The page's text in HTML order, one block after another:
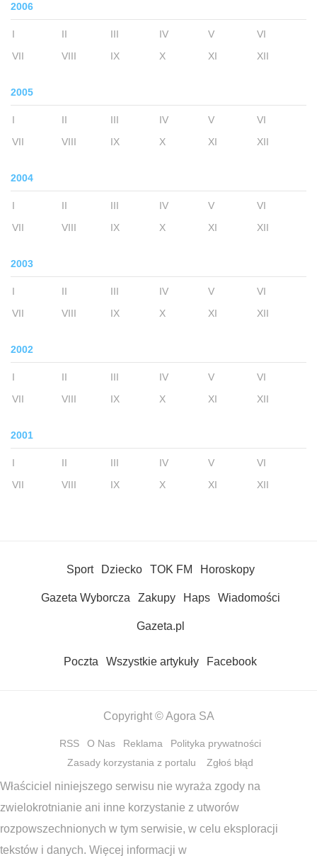
2006
I II III IV V
VI
VII
VIII IX X XI XII
2005
I II III IV V
VI
VII
VIII IX X XI XII
2004
I II III IV V
VI
VII
VIII IX X XI XII
2003
I II III IV V
VI
VII
VIII IX X XI XII
2002
I II III IV V
VI
VII
VIII IX X XI XII
2001
I II III IV V
VI
VII
VIII IX X XI XII
Sport Dziecko TOK FM Horoskopy
Gazeta Wyborcza Zakupy Haps Wiadomości
Gazeta.pl
Poczta Wszystkie artykuły Facebook
Copyright © Agora SA
RSS O Nas Reklama
Polityka prywatności
Zasady korzystania z portalu
Zgłoś błąd
Właściciel niniejszego serwisu nie wyraża zgody na
zwielokrotnianie ani inne korzystanie z utworów
rozpowszechnionych w tym serwisie, w celu eksploracji
tekstów i danych. Więcej informacji w